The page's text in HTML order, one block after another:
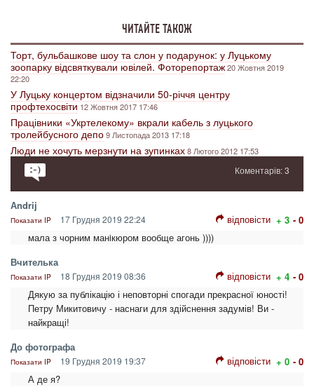
ЧИТАЙТЕ ТАКОЖ
Торт, бульбашкове шоу та слон у подарунок: у Луцькому
зоопарку відсвяткували ювілей. Фоторепортаж20 Жовтня 2019
22:20
У Луцьку концертом відзначили 50-річчя центру
профтехосвіти 12 Жовтня 2017 17:46
Працівники «Укртелекому» вкрали кабель з луцького
тролейбусного депо9 Листопада 2013 17:18
Люди не хочуть мерзнути на зупинках8 Лютого 2012 17:53
Коментарів: 3
Аndrij
Показати IP 17 Грудня 2019 22:24 відповісти + 3 - 0
мала з чорним манiкюром вообще агонь ))))
Вчителька
Показати IP 18 Грудня 2019 08:36 відповісти + 4 - 0
Дякую за публікацію і неповторні спогади прекрасної юності!
Петру Микитовичу - наснаги для здійснення задумів! Ви -
найкращі!
До фотографа
Показати IP 19 Грудня 2019 19:37 відповісти + 0 - 0
А де я?